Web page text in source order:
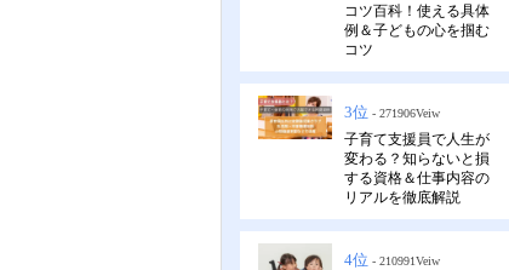
コツ百科！使える具体
例＆子どもの心を掴む
コツ
3位 - 271906Veiw
子育て支援員で人生が
変わる？知らないと損
する資格＆仕事内容の
リアルを徹底解説
4位 - 210991Veiw